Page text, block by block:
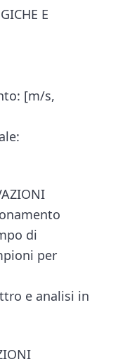
E
[m/s,
di
per
e analisi in